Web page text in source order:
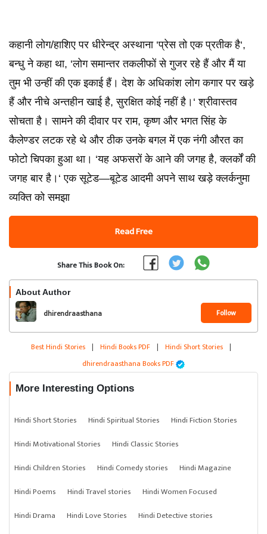
कहानी लोग/हाशिए पर धीरेन्द्र अस्थाना ‘प्रेस तो एक प्रतीक है‘,
बन्धु ने कहा था, ‘लोग समान्तर तकलीफों से गुजर रहे हैं और मैं या
तुम भी उन्हीं की एक इकाई हैं। देश के अधिकांश लोग कगार पर खड़े
हैं और नीचे अन्तहीन खाई है, सुरक्षित कोई नहीं है।‘ श्रीवास्तव
सोचता है। सामने की दीवार पर राम, कृष्ण और भगत सिंह के
कैलेण्डर लटक रहे थे और ठीक उनके बगल में एक नंगी औरत का
फोटो चिपका हुआ था। ‘यह अफसरों के आने की जगह है, क्लर्कों की
जगह बार है।‘ एक सूटेड—बूटेड आदमी अपने साथ खड़े क्लर्कनुमा
व्यक्ति को समझा
Read Free
Share This Book On:
About Author
dhirendraasthana Follow
Best Hindi Stories | Hindi Books PDF | Hindi Short Stories |
dhirendraasthana Books PDF
More Interesting Options
Hindi Short Stories Hindi Spiritual Stories
Hindi Fiction Stories
Hindi Motivational Stories
Hindi Classic Stories
Hindi Children Stories
Hindi Comedy stories
Hindi Magazine
Hindi Poems
Hindi Travel stories
Hindi Women Focused
Hindi Drama
Hindi Love Stories
Hindi Detective stories